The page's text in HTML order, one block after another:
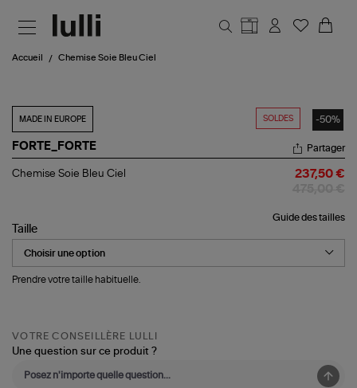
Accueil Chemise Soie Bleu Ciel
SOLDES -50%
MADE IN EUROPE
FORTE_FORTE
Chemise
Partager
Chemise Soie Bleu Ciel 237,50 €
Guide des tailles
Taille
Prendre votre taille habituelle.
VOTRE CONSEILLÈRE LULLI
Une question sur ce produit ?